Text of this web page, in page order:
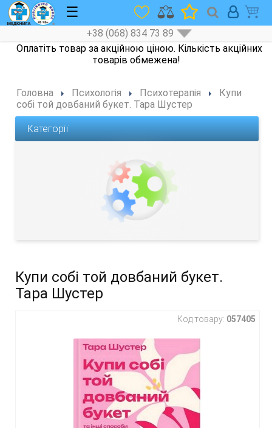
☰
+38 (068) 834 73 89
Головна Психологія Психотерапія
Купи
собі той довбаний букет. Тара Шустер
Категорії
Купи собі той довбаний букет.
Тара Шустер
Код товару: 057405